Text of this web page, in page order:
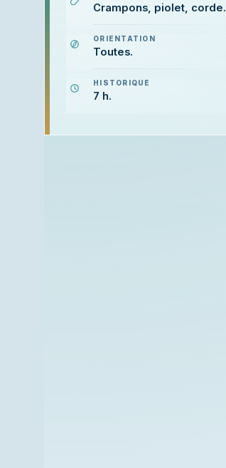
Crampons, piolet, corde.
ORIENTATION
Toutes.
HISTORIQUE
7 h.